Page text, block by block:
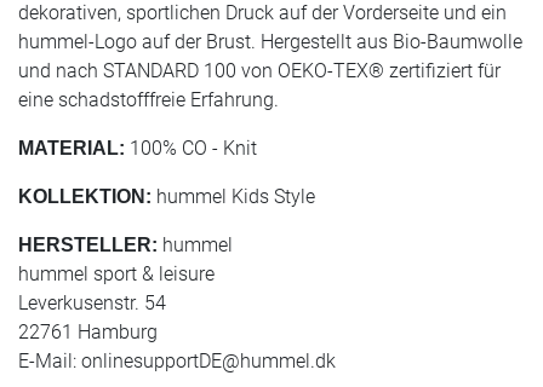
dekorativen, sportlichen Druck auf der Vorderseite und ein
hummel-Logo auf der Brust. Hergestellt aus Bio-Baumwolle
und nach STANDARD 100 von OEKO-TEX® zertifiziert für
eine schadstofffreie Erfahrung.
MATERIAL: 100% CO - Knit
KOLLEKTION: hummel Kids Style
HERSTELLER: hummel
hummel sport & leisure
Leverkusenstr. 54
22761 Hamburg
E-Mail: onlinesupportDE@hummel.dk